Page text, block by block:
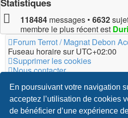
En poursuivant votre navigation
acceptez l’utilisation de cookies
de bénéficier d’une expérience
Statistiques
118484 messages • 6632
membre le plus récent est
Forum Terrot / Magnat Debon
Fuseau horaire surUTC+02:00
Supprimer les cookies
Nous contacter
Original Author:Brad Veryard
Updated to 3.3.x by MannixMD
Style version: 3.4.5
Développé parphpBB® Forum